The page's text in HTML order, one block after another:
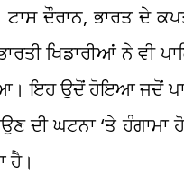
ਦੌਰਾਨ, ਭਾਰਤ ਦੇ
ਖਿਡਾਰੀਆਂ ਨੇ ਵੀ
ਇਹ ਉਦੋਂ ਹੋਇਆ ਜਦੋਂ
ਦੀ ਘਟਨਾ ‘ਤੇ ਹੰਗਾਮਾ
ਹੈ।